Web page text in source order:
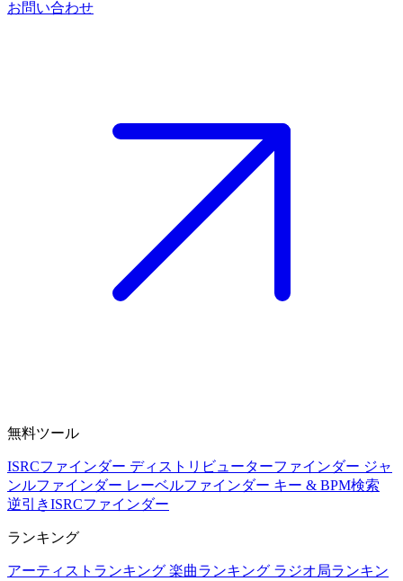
お問い合わせ
無料ツール
ISRCファインダー ディストリビューターファインダー ジャ
ンルファインダー レーベルファインダー キー & BPM検索
逆引きISRCファインダー
ランキング
アーティストランキング 楽曲ランキング ラジオ局ランキン